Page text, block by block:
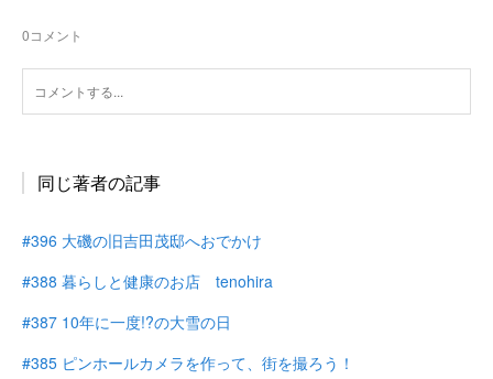
0コメント
同じ著者の記事
#396 大磯の旧吉田茂邸へおでかけ
#388 暮らしと健康のお店 tenohira
#387 10年に一度!?の大雪の日
#385 ピンホールカメラを作って、街を撮ろう！